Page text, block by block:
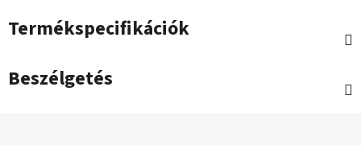
Termékspecifikációk
Beszélgetés